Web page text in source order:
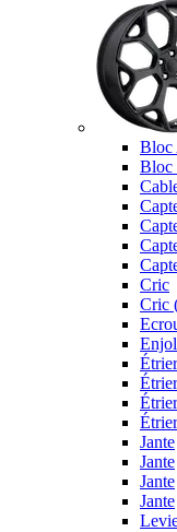
Bloc
Bloc
Cric
Cric
Jante
Jante
Jante
Jante